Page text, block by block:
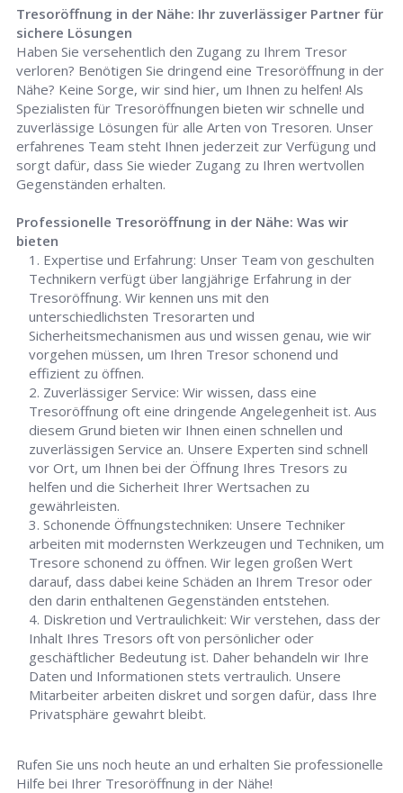
Tresoröffnung in der Nähe: Ihr zuverlässiger Partner für
sichere Lösungen
Haben Sie versehentlich den Zugang zu Ihrem Tresor
verloren? Benötigen Sie dringend eine Tresoröffnung in der
Nähe? Keine Sorge, wir sind hier, um Ihnen zu helfen! Als
Spezialisten für Tresoröffnungen bieten wir schnelle und
zuverlässige Lösungen für alle Arten von Tresoren. Unser
erfahrenes Team steht Ihnen jederzeit zur Verfügung und
sorgt dafür, dass Sie wieder Zugang zu Ihren wertvollen
Gegenständen erhalten.
Professionelle Tresoröffnung in der Nähe: Was wir
bieten
Expertise und Erfahrung: Unser Team von geschulten
Technikern verfügt über langjährige Erfahrung in der
Tresoröffnung. Wir kennen uns mit den
unterschiedlichsten Tresorarten und
Sicherheitsmechanismen aus und wissen genau, wie wir
vorgehen müssen, um Ihren Tresor schonend und
effizient zu öffnen.
Zuverlässiger Service: Wir wissen, dass eine
Tresoröffnung oft eine dringende Angelegenheit ist. Aus
diesem Grund bieten wir Ihnen einen schnellen und
zuverlässigen Service an. Unsere Experten sind schnell
vor Ort, um Ihnen bei der Öffnung Ihres Tresors zu
helfen und die Sicherheit Ihrer Wertsachen zu
gewährleisten.
Schonende Öffnungstechniken: Unsere Techniker
arbeiten mit modernsten Werkzeugen und Techniken, um
Tresore schonend zu öffnen. Wir legen großen Wert
darauf, dass dabei keine Schäden an Ihrem Tresor oder
den darin enthaltenen Gegenständen entstehen.
Diskretion und Vertraulichkeit: Wir verstehen, dass der
Inhalt Ihres Tresors oft von persönlicher oder
geschäftlicher Bedeutung ist. Daher behandeln wir Ihre
Daten und Informationen stets vertraulich. Unsere
Mitarbeiter arbeiten diskret und sorgen dafür, dass Ihre
Privatsphäre gewahrt bleibt.
Rufen Sie uns noch heute an und erhalten Sie professionelle
Hilfe bei Ihrer Tresoröffnung in der Nähe!